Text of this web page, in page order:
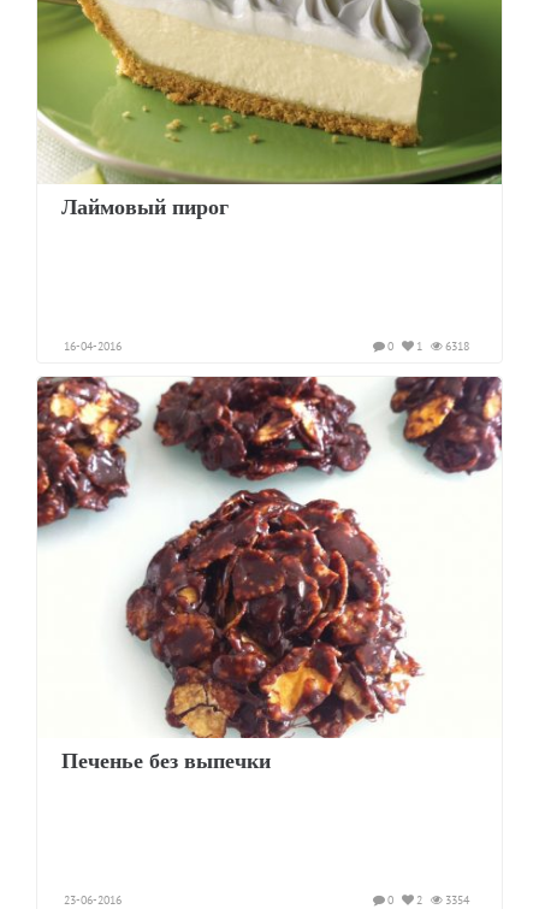
Лаймовый пирог
16-04-2016 6318
1
0
Печенье без выпечки
23-06-2016 3354
2
0